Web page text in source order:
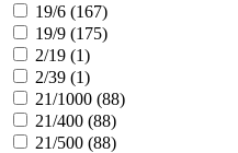
19/6 (167)
19/9 (175)
2/19 (1)
2/39 (1)
21/1000 (88)
21/400 (88)
21/500 (88)